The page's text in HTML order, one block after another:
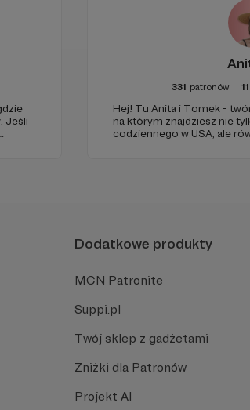
331 patronów
Hej! Tu Anita i Tomek -
na którym znajdziesz nie
codziennego w USA, ale
Dodatkowe produkty
MCN Patronite
Suppi.pl
Twój sklep z gadżetami
Zniżki dla Patronów
Projekt AI